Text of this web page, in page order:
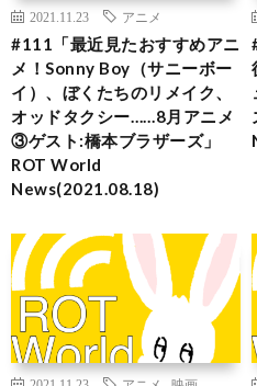
2021.11.23 アニメ
#111「最近見たおすすめアニ
メ！Sonny Boy（サニーボー
イ）、ぼくたちのリメイク、
オッドタクシー……8月アニメ
③ゲスト:橋本ブラザーズ」
ROT World
News(2021.08.18)